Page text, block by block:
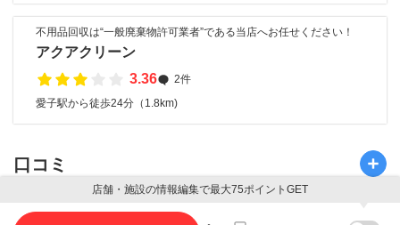
不用品回収は“一般廃棄物許可業者”である当店へお任せください！
アクアクリーン
3.36
2件
愛子駅から徒歩24分（1.8km)
口コミ
口コミ投稿で最大85ポイント獲得できます
店舗・施設の情報編集で最大75ポイントGET